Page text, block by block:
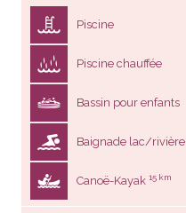
Piscine
Piscine chauffée
Bassin pour enfants
Baignade lac/rivière
Canoë-Kayak 15 km